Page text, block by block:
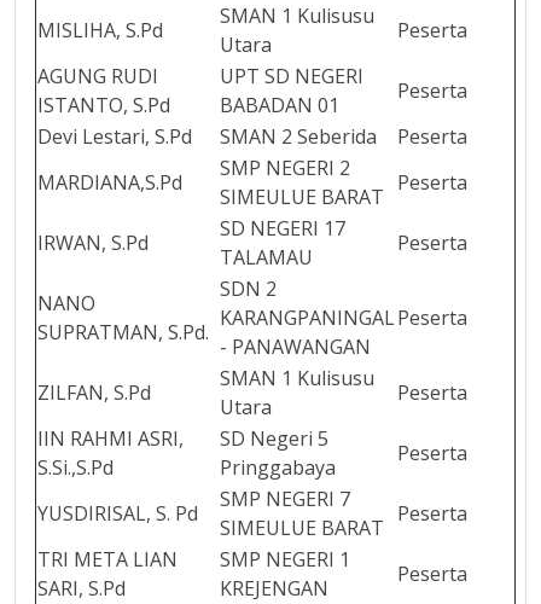
MISLIHA, S.Pd
SMAN 1 Kulisusu
Utara
Peserta
AGUNG RUDI
ISTANTO, S.Pd
UPT SD NEGERI
BABADAN 01
Peserta
Devi Lestari, S.Pd
SMAN 2 Seberida
Peserta
MARDIANA,S.Pd
SMP NEGERI 2
SIMEULUE BARAT
Peserta
IRWAN, S.Pd
SD NEGERI 17
TALAMAU
Peserta
NANO
SUPRATMAN, S.Pd.
SDN 2
KARANGPANINGAL
- PANAWANGAN
Peserta
ZILFAN, S.Pd
SMAN 1 Kulisusu
Utara
Peserta
IIN RAHMI ASRI,
S.Si.,S.Pd
SD Negeri 5
Pringgabaya
Peserta
YUSDIRISAL, S. Pd
SMP NEGERI 7
SIMEULUE BARAT
Peserta
TRI META LIAN
SARI, S.Pd
SMP NEGERI 1
KREJENGAN
Peserta